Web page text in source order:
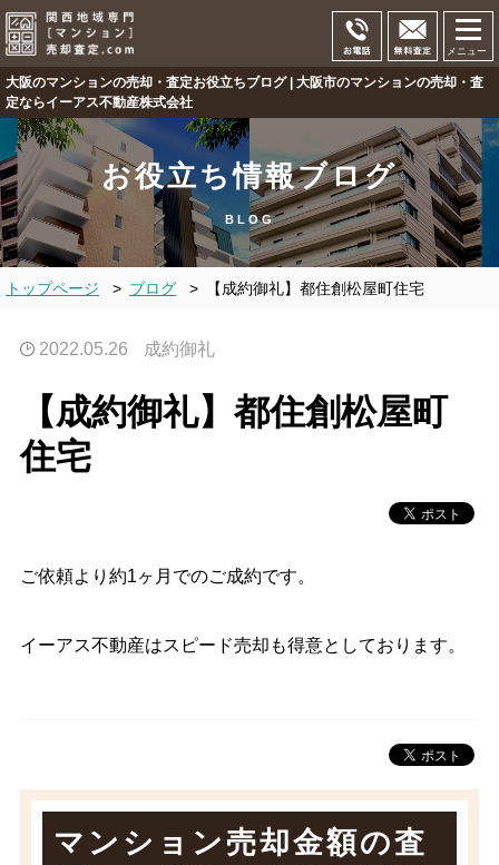
メニュー
大阪のマンションの売却・査定お役立ちブログ | 大阪市のマンションの売却・査
定ならイーアス不動産株式会社
お役立ち情報ブログ
BLOG
トップページ > ブログ > 【成約御礼】都住創松屋町住宅
2022.05.26 成約御礼
【成約御礼】都住創松屋町
住宅
ご依頼より約1ヶ月でのご成約です。
イーアス不動産はスピード売却も得意としております。
マンション売却金額の査